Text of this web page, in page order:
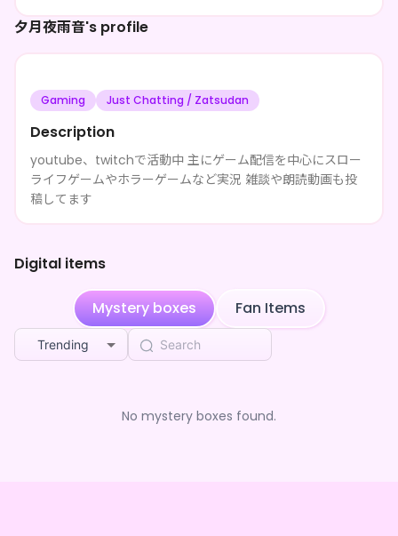
夕月夜雨音's profile
Gaming Just Chatting / Zatsudan
Description
youtube、twitchで活動中 主にゲーム配信を中心にスロー
ライフゲームやホラーゲームなど実況 雑談や朗読動画も投
稿してます
Digital items
Mystery boxes Fan Items
Trending
No mystery boxes found.